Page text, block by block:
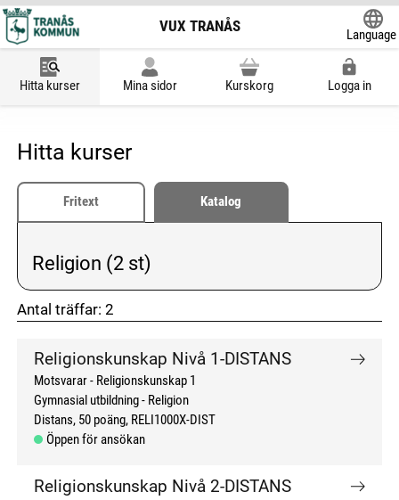
VUX TRANÅS
Language
Hitta kurser Mina sidor Kurskorg Logga in
Hitta kurser
Fritext Katalog
Vald kategori:
Religion (2 st)
Antal träffar: 2
don't click me don't click me
Religionskunskap Nivå 1-DISTANS
Motsvarar - Religionskunskap 1
Gymnasial utbildning
Religion
Distans 50 poäng RELI1000X-DIST
Öppen för ansökan
Religionskunskap Nivå 2-DISTANS